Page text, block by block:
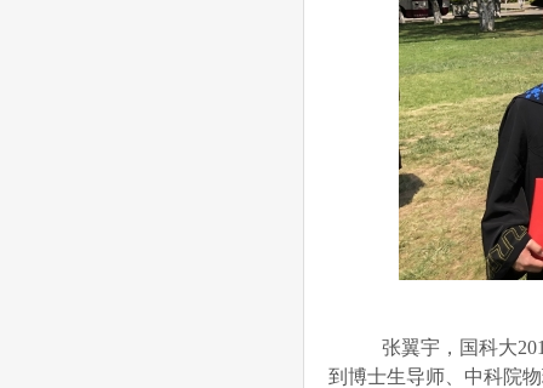
张翼宇，国科大
到博士生导师、中科院